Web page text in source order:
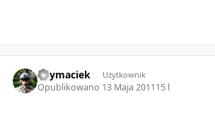
Skymaciek Użytkownik
Opublikowano 13 Maja 201115 l